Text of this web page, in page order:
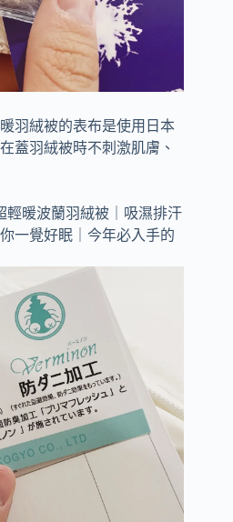
羽絨被的表布是使用日本
蓋羽絨被時不刺激肌膚、